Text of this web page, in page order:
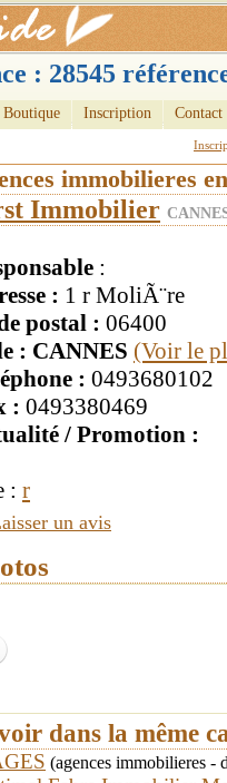
: 28545
Boutique Inscription Contact
immobilieres
Immobilier
:
: 1 r MoliÃ¨re
postal : 06400
: CANNES (Voir le
: 0493680102
: 0493380469
/ Promotion :
: r
un avis
dans la même
(agences immobilieres -